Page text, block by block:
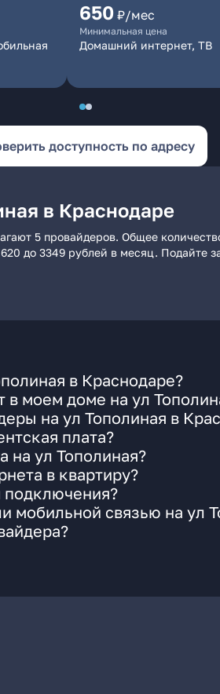
650 ₽/мес
Минимальная цена
Домашний интернет, ТВ
доступность по адресу
в Краснодаре
5 провайдеров. Общее
до 3349 рублей в месяц. Подайте
в Краснодаре?
моем доме на ул
на ул Тополиная в
плата?
на ул Тополиная?
в квартиру?
подключения?
мобильной связью на ул